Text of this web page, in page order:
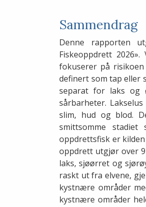
Sammendrag
Denne rapporten
Fiskeoppdrett
fokuserer på
definert som tap eller
separat for laks og
sårbarheter.
slim, hud og blod.
smittsomme
oppdrettsfisk er
oppdrett utgjør over
laks, sjøørret og
raskt ut fra elvene,
kystnære områder
kystnære områder